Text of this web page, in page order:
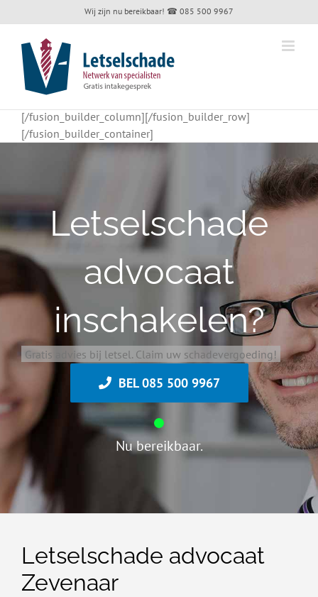
to
content
Wij zijn nu bereikbaar! ☎ 085 500 9967
[/fusion_builder_column][/fusion_builder_row]
[/fusion_builder_container]
Letselschade
advocaat
inschakelen?
Gratis advies bij letsel. Claim uw schadevergoeding!
BEL 085 500 9967
Nu bereikbaar.
Letselschade advocaat
Zevenaar